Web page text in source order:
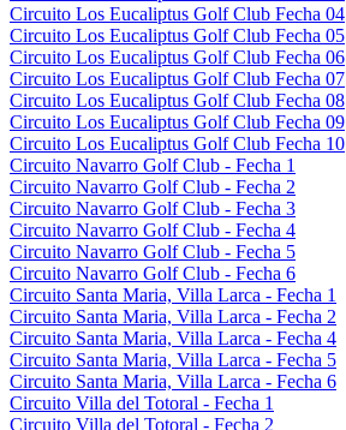
Circuito Los Eucaliptus Golf Club Fecha 04
Circuito Los Eucaliptus Golf Club Fecha 05
Circuito Los Eucaliptus Golf Club Fecha 06
Circuito Los Eucaliptus Golf Club Fecha 07
Circuito Los Eucaliptus Golf Club Fecha 08
Circuito Los Eucaliptus Golf Club Fecha 09
Circuito Los Eucaliptus Golf Club Fecha 10
Circuito Navarro Golf Club - Fecha 1
Circuito Navarro Golf Club - Fecha 2
Circuito Navarro Golf Club - Fecha 3
Circuito Navarro Golf Club - Fecha 4
Circuito Navarro Golf Club - Fecha 5
Circuito Navarro Golf Club - Fecha 6
Circuito Santa Maria, Villa Larca - Fecha 1
Circuito Santa Maria, Villa Larca - Fecha 2
Circuito Santa Maria, Villa Larca - Fecha 4
Circuito Santa Maria, Villa Larca - Fecha 5
Circuito Santa Maria, Villa Larca - Fecha 6
Circuito Villa del Totoral - Fecha 1
Circuito Villa del Totoral - Fecha 2